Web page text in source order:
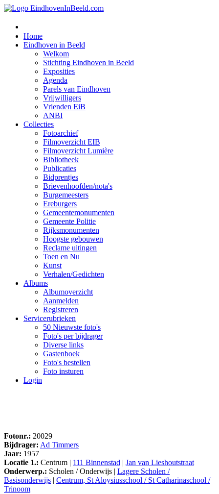
Home
Eindhoven in Beeld
Welkom
Stichting Eindhoven in Beeld
Exposities
Agenda
Parels van Eindhoven
Vrijwilligers
Vrienden EiB
ANBI
Collecties
Fotoarchief
Filmoverzicht EIB
Filmoverzicht Lumière
Bibliotheek
Publicaties
Bidprentjes
Brievenhoofden/nota's
Burgemeesters
Ereburgers
Gemeentemonumenten
Gemeente Politie
Rijksmonumenten
Hoogste gebouwen
Reclame uitingen
Toen en Nu
Kunst
Verhalen/Gedichten
Albums
Albumoverzicht
Aanmelden
Registreren
Servicerubrieken
50 Nieuwste foto's
Foto's per bijdrager
Diverse links
Gastenboek
Foto's bestellen
Foto insturen
Login
Fotonr.: 20029
Bijdrager: Ad Timmers
Jaar: 1957
Locatie 1.: Centrum | 111 Binnenstad | Jan van Lieshoutstraat
Onderwerp.: Scholen / Onderwijs | Lagere Scholen /
Basisonderwijs | Centrum, St Aloysiusschool / St Catharinaschool /
Trinoom